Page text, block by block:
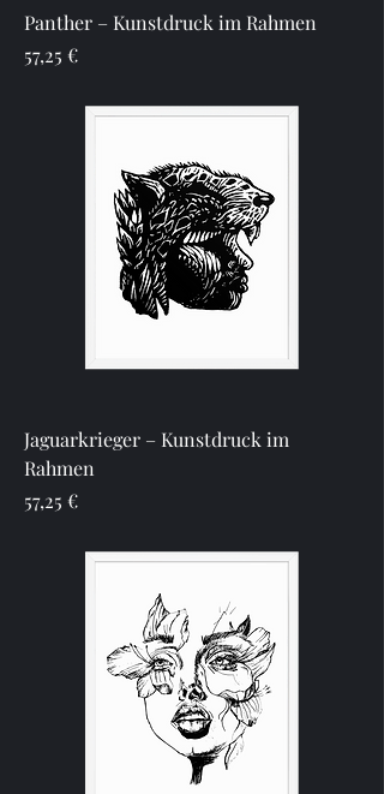
Panther – Kunstdruck im Rahmen
Preis
57,25 €
Jaguarkrieger – Kunstdruck im
Rahmen
Preis
57,25 €